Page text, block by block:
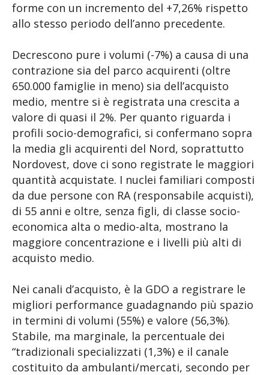
forme con un incremento del +7,26% rispetto
allo stesso periodo dell’anno precedente.
Decrescono pure i volumi (-7%) a causa di una
contrazione sia del parco acquirenti (oltre
650.000 famiglie in meno) sia dell’acquisto
medio, mentre si è registrata una crescita a
valore di quasi il 2%. Per quanto riguarda i
profili socio-demografici, si confermano sopra
la media gli acquirenti del Nord, soprattutto
Nordovest, dove ci sono registrate le maggiori
quantità acquistate. I nuclei familiari composti
da due persone con RA (responsabile acquisti),
di 55 anni e oltre, senza figli, di classe socio-
economica alta o medio-alta, mostrano la
maggiore concentrazione e i livelli più alti di
acquisto medio.
Nei canali d’acquisto, è la GDO a registrare le
migliori performance guadagnando più spazio
in termini di volumi (55%) e valore (56,3%).
Stabile, ma marginale, la percentuale dei
“tradizionali specializzati (1,3%) e il canale
costituito da ambulanti/mercati, secondo per